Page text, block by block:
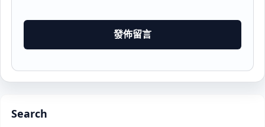
Search